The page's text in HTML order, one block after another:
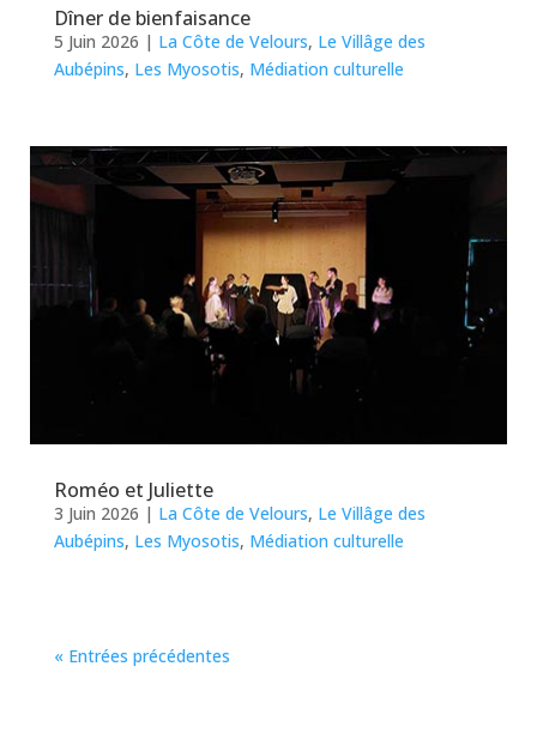
Dîner de bienfaisance
5 Juin 2026 | La Côte de Velours, Le Villâge des
Aubépins, Les Myosotis, Médiation culturelle
Roméo et Juliette
3 Juin 2026 | La Côte de Velours, Le Villâge des
Aubépins, Les Myosotis, Médiation culturelle
« Entrées précédentes